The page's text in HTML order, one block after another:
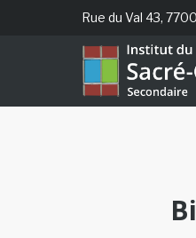
Rue du Val 43,